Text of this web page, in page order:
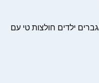
ילדים חולצות טי עם